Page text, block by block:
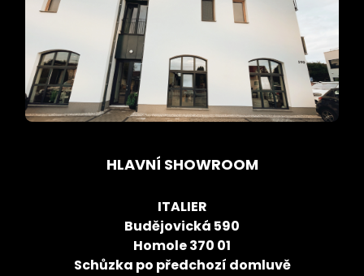
HLAVNÍ SHOWROOM
ITALIER
Budějovická 590
Homole 370 01
Schůzka po předchozí domluvě